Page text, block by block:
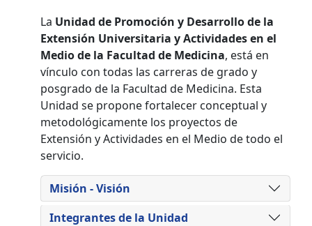
La Unidad de Promoción y Desarrollo de la
Extensión Universitaria y Actividades en el
Medio de la Facultad de Medicina, está en
vínculo con todas las carreras de grado y
posgrado de la Facultad de Medicina. Esta
Unidad se propone fortalecer conceptual y
metodológicamente los proyectos de
Extensión y Actividades en el Medio de todo el
servicio.
Misión - Visión
Integrantes de la Unidad